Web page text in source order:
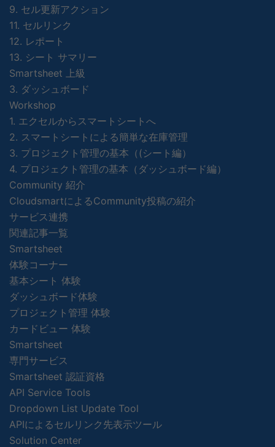
9. セル更新アクション
11. セルリンク
12. レポート
13. シート サマリー
Smartsheet 上級
3. ダッシュボード
Workshop
1. エクセルからスマートシートへ
2. スマートシートによる簡単な在庫管理
3. プロジェクト管理の基本（(シート編）
4. プロジェクト管理の基本（ダッシュボード編）
Community 紹介
CloudsmartによるCommunity投稿の紹介
サービス連携
関連記事一覧
Smartsheet
体験コーナー
基本シート 体験
ダッシュボード体験
プロジェクト管理 体験
カードビュー 体験
Smartsheet
専門サービス
Smartsheet 認証資格
API Service Tools
Dropdown List Update Tool
APIによるセルリンク先表示ツール
Solution Center